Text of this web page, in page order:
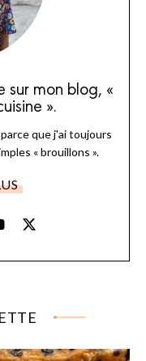
sur mon blog, «
».
que j'ai toujours
« brouillons ».